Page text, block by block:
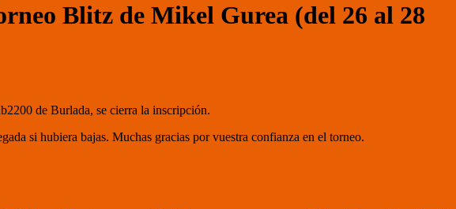
Blitz de Mikel Gurea (del 26 al 28
de Burlada, se cierra la inscripción.
si hubiera bajas. Muchas gracias por vuestra confianza en el torneo.